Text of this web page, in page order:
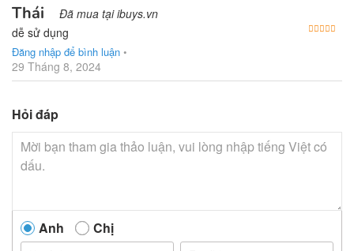
Thái Đã mua tại ibuys.vn
dễ sử dụng
Đăng nhập để bình luận •
29 Tháng 8, 2024
Hỏi đáp
Anh Chị